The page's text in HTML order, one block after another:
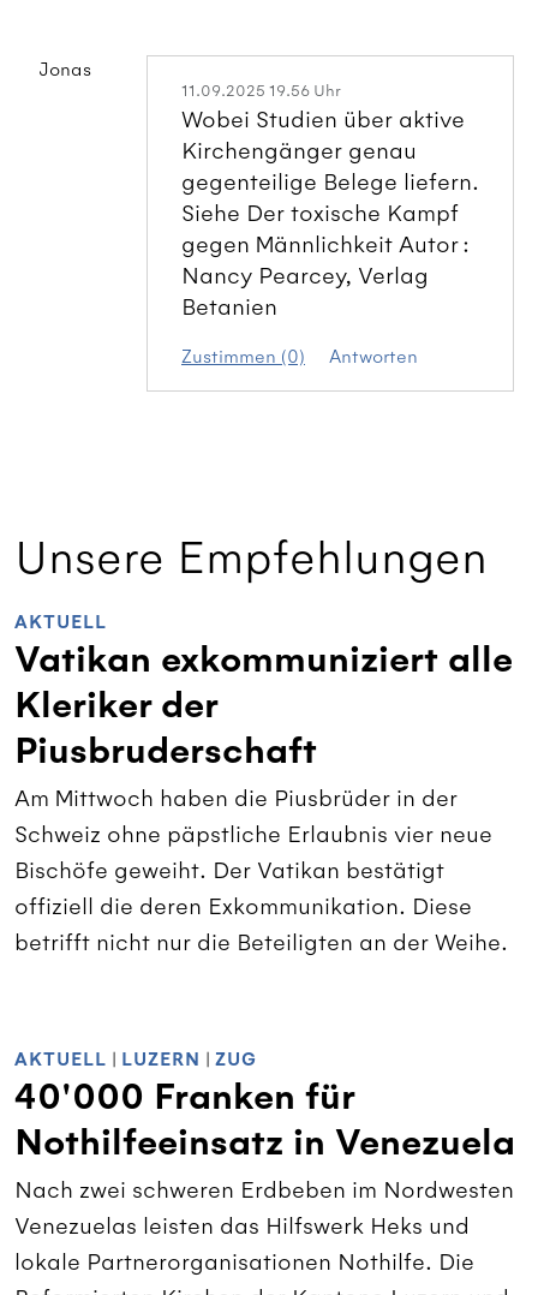
Jonas
11.09.2025 19.56 Uhr
Wobei Studien über aktive
Kirchengänger genau
gegenteilige Belege liefern.
Siehe Der toxische Kampf
gegen Männlichkeit Autor :
Nancy Pearcey, Verlag
Betanien
Zustimmen (0) Antworten
Unsere Empfehlungen
AKTUELL
Vatikan exkommuniziert alle
Kleriker der
Piusbruderschaft
Am Mittwoch haben die Piusbrüder in der
Schweiz ohne päpstliche Erlaubnis vier neue
Bischöfe geweiht. Der Vatikan bestätigt
offiziell die deren Exkommunikation. Diese
betrifft nicht nur die Beteiligten an der Weihe.
AKTUELL LUZERN ZUG
40'000 Franken für
Nothilfeeinsatz in Venezuela
Nach zwei schweren Erdbeben im Nordwesten
Venezuelas leisten das Hilfswerk Heks und
lokale Partnerorganisationen Nothilfe. Die